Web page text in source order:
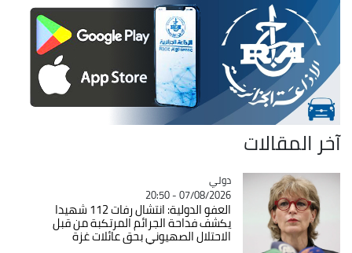
آخر المقالات
Catégorie
دولي
07/08/2026 - 20:50
العفو الدولية: انتشال رفات 112 شهيدا
يكشف فداحة الجرائم المرتكبة من قبل
الاحتلال الصهيوني بحق عائلات غزة